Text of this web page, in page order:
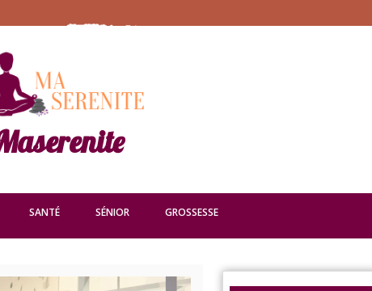
SANTÉ SÉNIOR GROSSESSE